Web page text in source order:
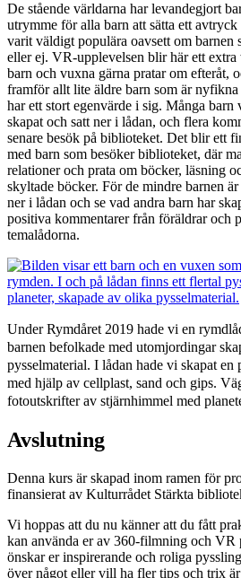
De stående världarna har levandegjort
utrymme för alla barn att sätta ett
varit väldigt populära oavsett om barnen
eller ej. VR-upplevelsen blir här ett
barn och vuxna gärna pratar om efteråt,
framför allt lite äldre barn som är
har ett stort egenvärde i sig. Många barn
skapat och satt ner i lådan, och flera
senare besök på biblioteket. Det blir ett
med barn som besöker biblioteket, där
relationer och prata om böcker, läsning
skyltade böcker. För de mindre barnen
ner i lådan och se vad andra barn har
positiva kommentarer från föräldrar och
temalådorna.
Under Rymdåret 2019 hade vi en
barnen befolkade med utomjordingar
pysselmaterial. I lådan hade vi skapat en
med hjälp av cellplast, sand och gips.
fotoutskrifter av stjärnhimmel med
Avslutning
Denna kurs är skapad inom ramen för
finansierat av Kulturrådet Stärkta
Vi hoppas att du nu känner att du fått
kan använda er av 360-filmning och VR
önskar er inspirerande och roliga
över något eller vill ha fler tips och trix